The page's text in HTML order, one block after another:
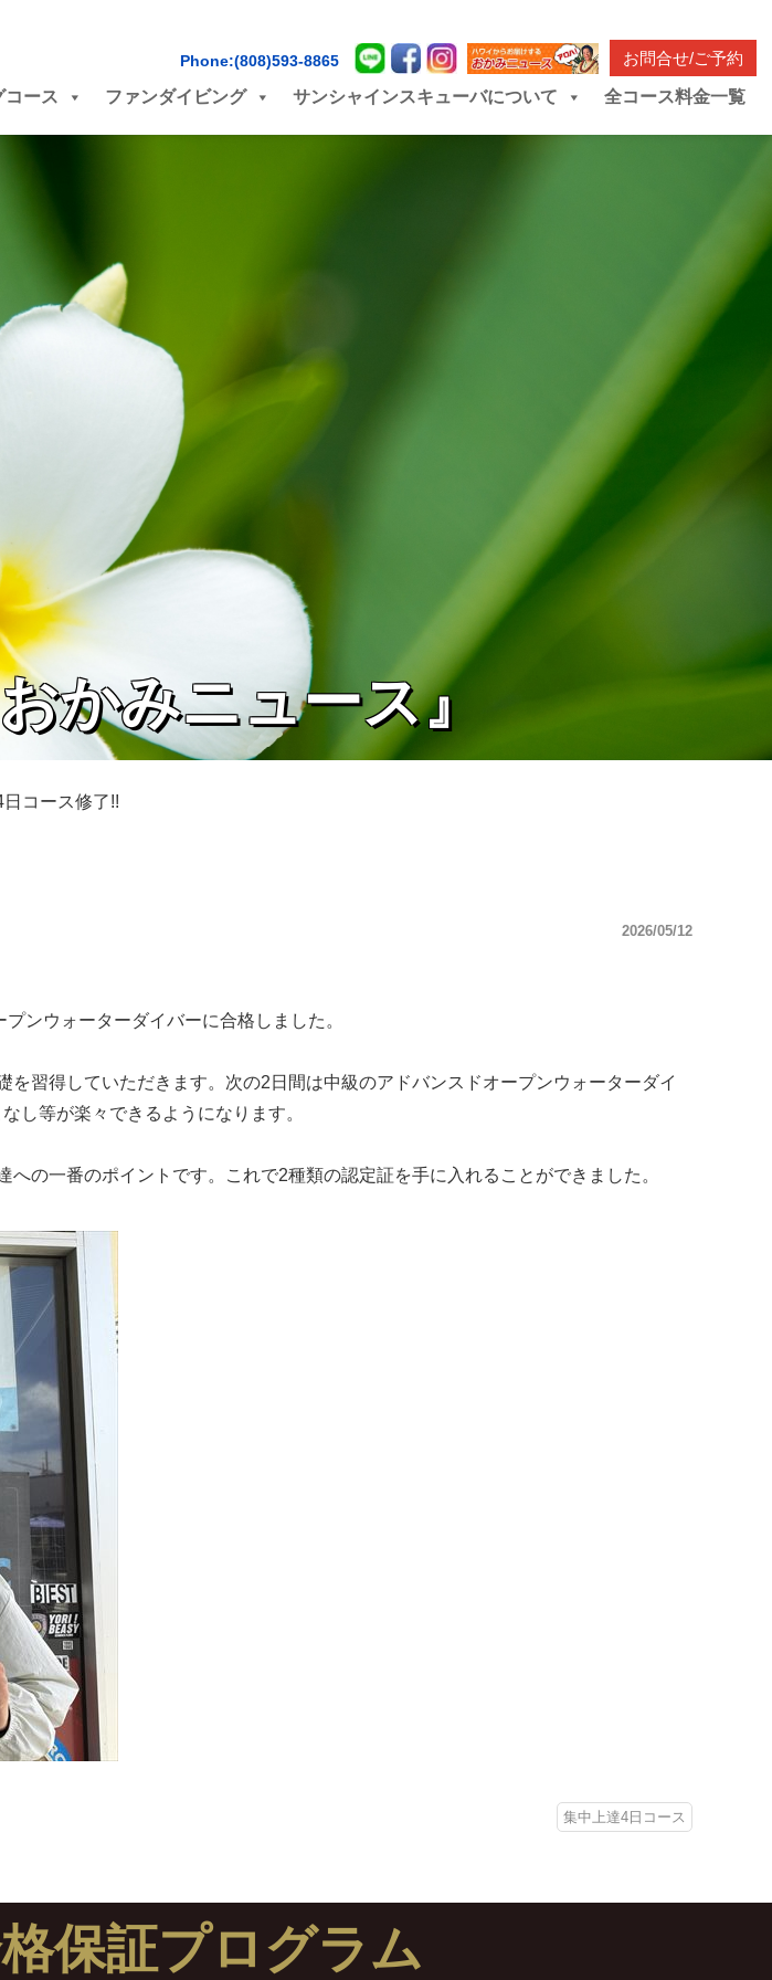
Phone:(808)593-8865 お問合せ/ご予約
コース ファンダイビング サンシャインスキューバについて 全コース料金一覧
かみニュース』
コース修了!!
2026/05/12
ンウォーターダイバーに合格しました。
習得していただきます。次の2日間は中級のアドバンスドオープンウォーターダイ
し等が楽々できるようになります。
の一番のポイントです。これで2種類の認定証を手に入れることができました。
集中上達4日コース
保証プログラム